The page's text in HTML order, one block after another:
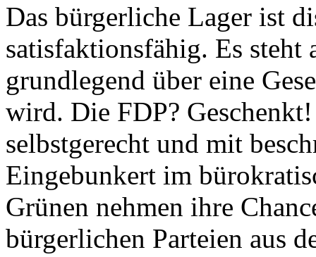
Das bürgerliche Lager ist
satisfaktionsfähig. Es steht
grundlegend über eine
wird. Die FDP?
selbstgerecht und mit
Eingebunkert im
Grünen nehmen ihre
bürgerlichen Parteien aus